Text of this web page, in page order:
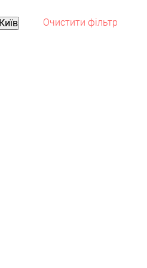
Київ Очистити фільтр